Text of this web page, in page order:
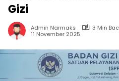
Gizi
Admin Narmaks
3 Min
11 November 2025